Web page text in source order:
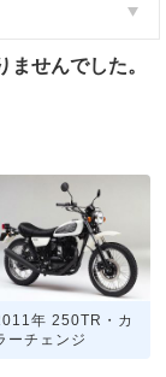
せんでした。
年 250TR・カ
ーチェンジ